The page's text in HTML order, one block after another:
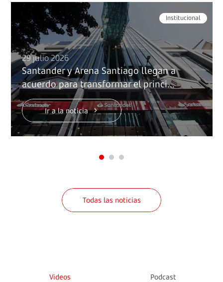
Institucional
29 julio 2026
Santander y Arena Santiago llegan a
acuerdo para transformar el princi...
Ir a la noticia
Todas las noticias
Videos Podcast